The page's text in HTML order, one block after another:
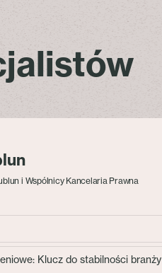
i Wspólnicy Kancelaria Prawna
Klucz do stabilności branży